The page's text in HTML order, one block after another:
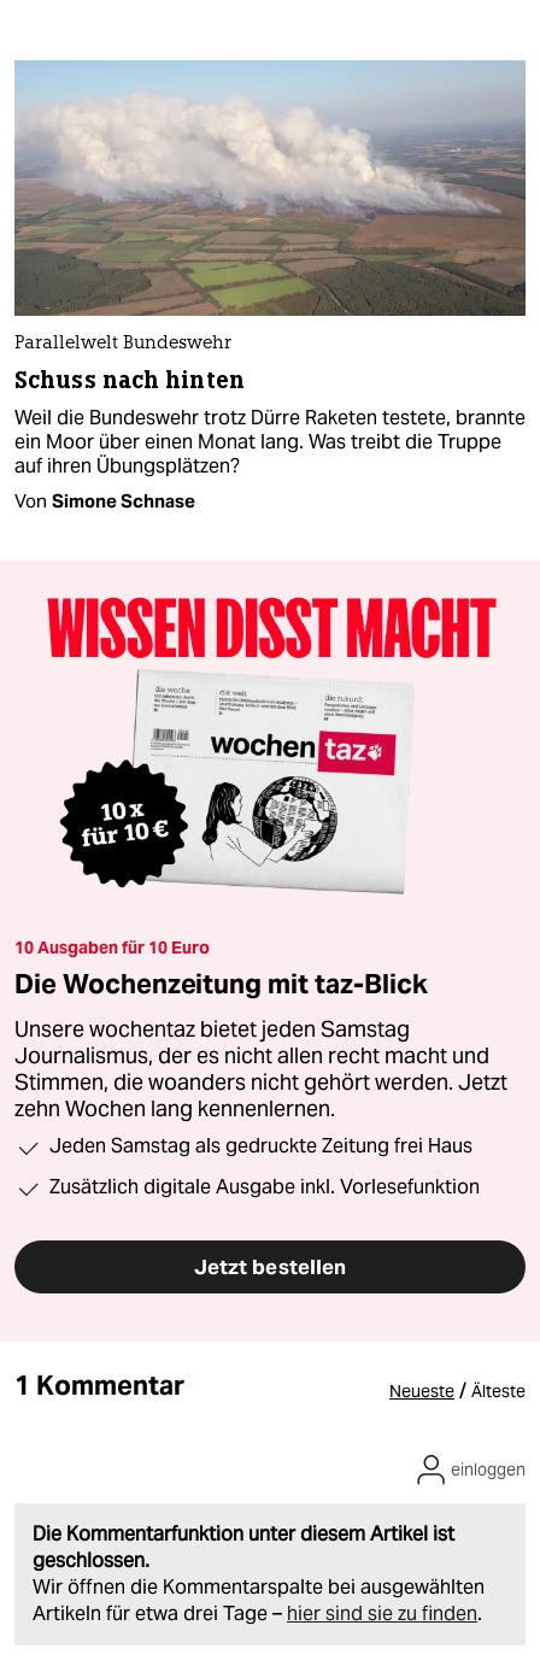
Parallelwelt Bundeswehr
Schuss nach hinten
Weil die Bundeswehr trotz Dürre Raketen testete, brannte
ein Moor über einen Monat lang. Was treibt die Truppe
auf ihren Übungsplätzen?
Von Simone Schnase
10 Ausgaben für 10 Euro
Die Wochenzeitung mit taz-Blick
Unsere wochentaz bietet jeden Samstag
Journalismus, der es nicht allen recht macht und
Stimmen, die woanders nicht gehört werden. Jetzt
zehn Wochen lang kennenlernen.
Jeden Samstag als gedruckte Zeitung frei Haus
Zusätzlich digitale Ausgabe inkl. Vorlesefunktion
Jetzt bestellen
1 Kommentar Neueste / Älteste
Die Kommentarfunktion unter diesem Artikel ist
geschlossen.
Wir öffnen die Kommentarspalte bei ausgewählten
Artikeln für etwa drei Tage – hier sind sie zu finden.
einloggen